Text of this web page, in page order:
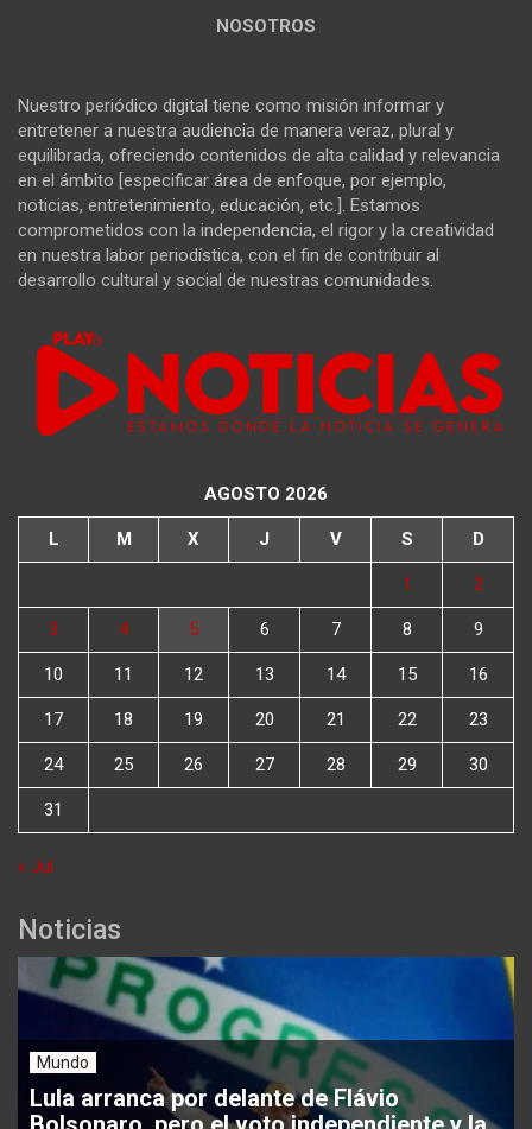
NOSOTROS
Nuestro periódico digital tiene como misión informar y
entretener a nuestra audiencia de manera veraz, plural y
equilibrada, ofreciendo contenidos de alta calidad y relevancia
en el ámbito [especificar área de enfoque, por ejemplo,
noticias, entretenimiento, educación, etc.]. Estamos
comprometidos con la independencia, el rigor y la creatividad
en nuestra labor periodística, con el fin de contribuir al
desarrollo cultural y social de nuestras comunidades.
AGOSTO 2026
L M X J V S D
1 2
3 4 5 6 7 8 9
10 11 12 13 14 15 16
17 18 19 20 21 22 23
24 25 26 27 28 29 30
31
« Jul
Noticias
Mundo
Lula arranca por delante de Flávio